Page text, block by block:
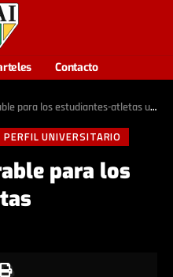
Contacto
los estudiantes-atletas universitarios
PERFIL UNIVERSITARIO
para los